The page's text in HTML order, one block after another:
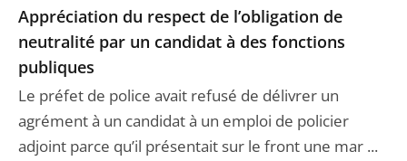
Appréciation du respect de l’obligation de
neutralité par un candidat à des fonctions
publiques
Le préfet de police avait refusé de délivrer un
agrément à un candidat à un emploi de policier
adjoint parce qu’il présentait sur le front une mar ...